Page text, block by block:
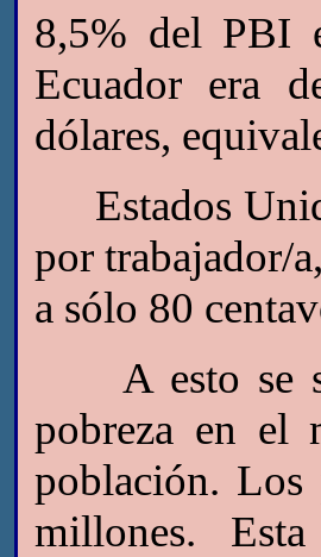
8,5% del PBI
Ecuador era
dólares,
Estados
por trabajador/
a sólo 80
A esto se
pobreza en el
población. Los
millones.